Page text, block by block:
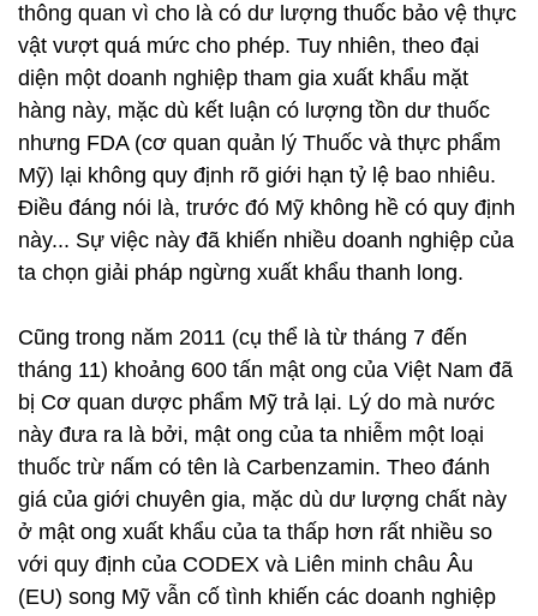
thông quan vì cho là có dư lượng thuốc bảo vệ thực
vật vượt quá mức cho phép. Tuy nhiên, theo đại
diện một doanh nghiệp tham gia xuất khẩu mặt
hàng này, mặc dù kết luận có lượng tồn dư thuốc
nhưng FDA (cơ quan quản lý Thuốc và thực phẩm
Mỹ) lại không quy định rõ giới hạn tỷ lệ bao nhiêu.
Điều đáng nói là, trước đó Mỹ không hề có quy định
này... Sự việc này đã khiến nhiều doanh nghiệp của
ta chọn giải pháp ngừng xuất khẩu thanh long.
Cũng trong năm 2011 (cụ thể là từ tháng 7 đến
tháng 11) khoảng 600 tấn mật ong của Việt Nam đã
bị Cơ quan dược phẩm Mỹ trả lại. Lý do mà nước
này đưa ra là bởi, mật ong của ta nhiễm một loại
thuốc trừ nấm có tên là Carbenzamin. Theo đánh
giá của giới chuyên gia, mặc dù dư lượng chất này
ở mật ong xuất khẩu của ta thấp hơn rất nhiều so
với quy định của CODEX và Liên minh châu Âu
(EU) song Mỹ vẫn cố tình khiến các doanh nghiệp